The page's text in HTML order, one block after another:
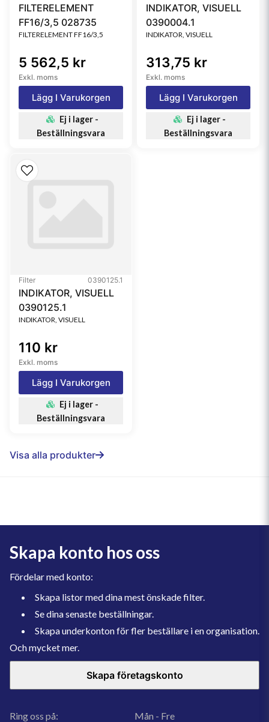
FILTERELEMENT
FF16/3,5 028735
FILTERELEMENT FF16/3,5
5 562,5 kr
Exkl. moms
Lägg I Varukorgen
Ej i lager -
Beställningsvara
INDIKATOR, VISUELL
0390004.1
INDIKATOR, VISUELL
313,75 kr
Exkl. moms
Lägg I Varukorgen
Ej i lager -
Beställningsvara
Filter 0390125.1
INDIKATOR, VISUELL
0390125.1
INDIKATOR, VISUELL
110 kr
Exkl. moms
Lägg I Varukorgen
Ej i lager -
Beställningsvara
Visa alla produkter
Skapa konto hos oss
Fördelar med konto:
Skapa listor med dina mest önskade filter.
Se dina senaste beställningar.
Skapa underkonton för fler beställare i en organisation.
Och mycket mer.
Skapa företagskonto
Ring oss på:
Mån - Fre